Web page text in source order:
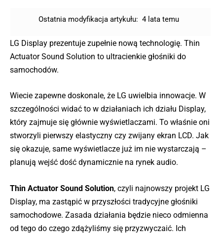
Ostatnia modyfikacja artykułu: 4 lata temu
LG Display prezentuje zupełnie nową technologię. Thin
Actuator Sound Solution to ultracienkie głośniki do
samochodów.
Wiecie zapewne doskonale, że LG uwielbia innowacje. W
szczególności widać to w działaniach ich działu Display,
który zajmuje się głównie wyświetlaczami. To właśnie oni
stworzyli pierwszy elastyczny czy zwijany ekran LCD. Jak
się okazuje, same wyświetlacze już im nie wystarczają –
planują wejść dość dynamicznie na rynek audio.
Thin Actuator Sound Solution, czyli najnowszy projekt LG
Display, ma zastąpić w przyszłości tradycyjne głośniki
samochodowe. Zasada działania będzie nieco odmienna
od tego do czego zdążyliśmy się przyzwyczaić. Ich